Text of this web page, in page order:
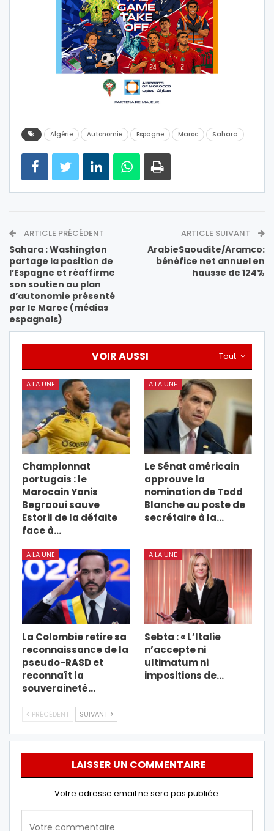
Algérie Autonomie Espagne Maroc Sahara
ARTICLE PRÉCÉDENT
Sahara : Washington
partage la position de
l’Espagne et réaffirme
son soutien au plan
d’autonomie présenté
par le Maroc (médias
espagnols)
ARTICLE SUIVANT
ArabieSaoudite/Aramco:
bénéfice net annuel en
hausse de 124%
Tout
VOIR AUSSI
A LA UNE
Championnat
portugais : le
Marocain Yanis
Begraoui sauve
Estoril de la défaite
face à…
A LA UNE
Le Sénat américain
approuve la
nomination de Todd
Blanche au poste de
secrétaire à la…
A LA UNE
La Colombie retire sa
reconnaissance de la
pseudo-RASD et
reconnaît la
souveraineté…
A LA UNE
Sebta : « L’Italie
n’accepte ni
ultimatum ni
impositions de…
PRÉCÉDENT SUIVANT
LAISSER UN COMMENTAIRE
Votre adresse email ne sera pas publiée.